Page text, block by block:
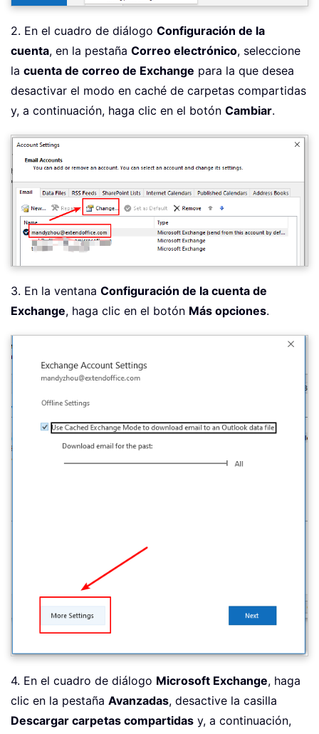
2. En el cuadro de diálogo Configuración de la
cuenta, en la pestaña Correo electrónico, seleccione
la cuenta de correo de Exchange para la que desea
desactivar el modo en caché de carpetas compartidas
y, a continuación, haga clic en el botón Cambiar.
3. En la ventana Configuración de la cuenta de
Exchange, haga clic en el botón Más opciones.
4. En el cuadro de diálogo Microsoft Exchange, haga
clic en la pestaña Avanzadas, desactive la casilla
Descargar carpetas compartidas y, a continuación,